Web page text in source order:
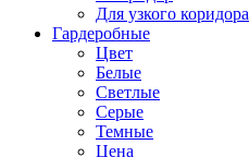
Для узкого коридора
Гардеробные
Цвет
Белые
Светлые
Серые
Темные
Цена